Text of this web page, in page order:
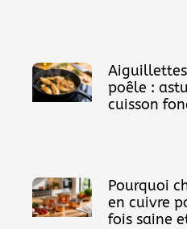
poêle :
cuisson
Pourquoi
en cuivre
fois saine